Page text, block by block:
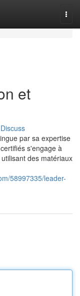
et
Discuss
par sa expertise
s'engage à
des matériaux
58997335/leader-